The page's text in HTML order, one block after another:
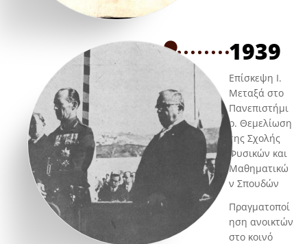
1939
Επίσκεψη Ι.
Μεταξά στο
Πανεπιστήμι
ο. Θεμελίωση
της Σχολής
Φυσικών και
Μαθηματικώ
ν Σπουδών
Πραγματοποί
ηση ανοικτών
στο κοινό